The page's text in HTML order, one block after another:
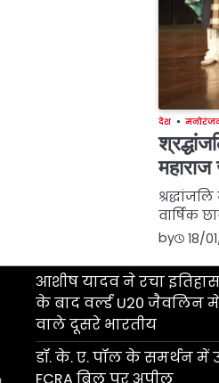
देश
वार्षिक
by
18/
आशीष यादव ने रचा
के बाद वर्ल्ड U20 जैवलिन
वाले दूसरे भारतीय
डॉ. के. ए. पॉल के समर्थन में